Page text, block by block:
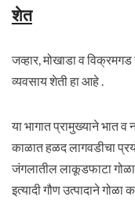
शेत
जव्हार, मोखाडा व
व्यवसाय शेती हा आहे .
या भागात प्रामुख्याने भात
काळात हळद लागवडीचा
जंगलातील लाकूडफाटा
इत्यादी गौण उत्पादाने